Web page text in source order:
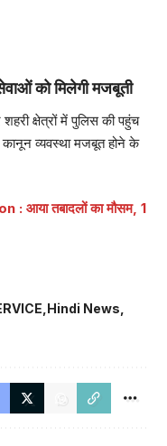
को मिलेगी मजबूती
क्षेत्रों में पुलिस की पहुंच
व्यवस्था मजबूत होने के
आया तबादलों का मौसम, 1
Hindi News